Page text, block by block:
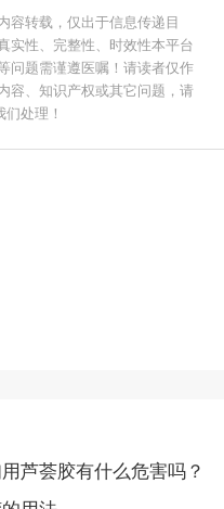
容转载，仅出于信息传递目
实性、完整性、时效性本平台
问题需谨遵医嘱！请读者仅作
容、知识产权或其它问题，请
处理！
芦荟胶有什么危害吗？